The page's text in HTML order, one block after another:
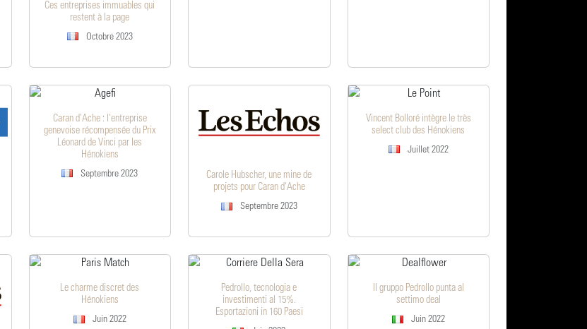
Ces entreprises immuables qui
restent à la page
Octobre 2023
Caran d'Ache : l'entreprise
genevoise récompensée du Prix
Léonard de Vinci par les
Hénokiens
Septembre 2023
Carole Hubscher, une mine de
projets pour Caran d'Ache
Septembre 2023
Vincent Bolloré intègre le très
select club des Hénokiens
Juillet 2022
Le charme discret des
Hénokiens
Juin 2022
Pedrollo, tecnologia e
investimenti al 15%.
Esportazioni in 160 Paesi
Il gruppo Pedrollo punta al
settimo deal
Juin 2022